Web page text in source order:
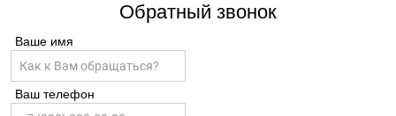
Обратный звонок
Ваше имя
Ваш телефон